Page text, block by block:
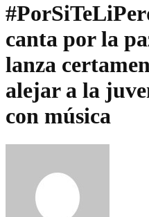
canta por la
lanza
alejar a la
con música